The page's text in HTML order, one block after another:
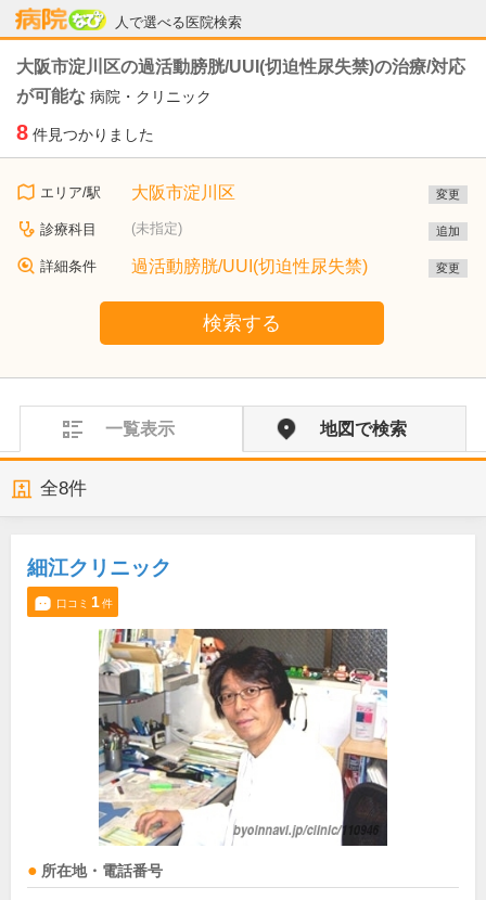
人で選べる医院検索
病院なび
大阪市淀川区の過活動膀胱/UUI(切迫性尿失禁)の治療/対応
が可能な 病院・クリニック
8 件見つかりました
エリア/駅 大阪市淀川区 変更
診療科目 (未指定) 追加
詳細条件 過活動膀胱/UUI(切迫性尿失禁) 変更
検索する
一覧表示 地図で検索
全8件
細江クリニック
口コミ 1件
所在地・電話番号